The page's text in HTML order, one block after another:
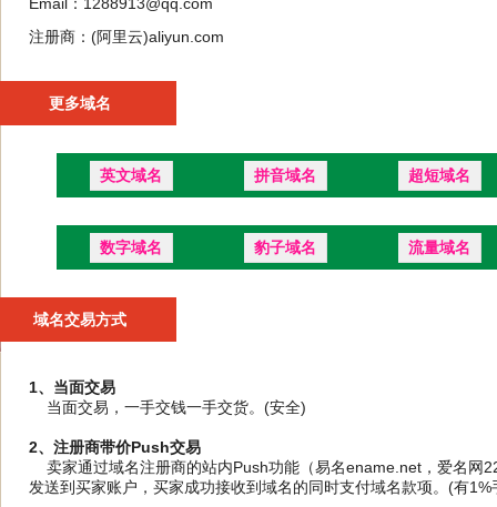
注册商：(阿里云)aliyun.com
更多域名
英文域名 拼音域名 超短域名
数字域名 豹子域名 流量域名
域名交易方式
1、当面交易
当面交易，一手交钱一手交货。(安全)
2、注册商带价Push交易
卖家通过域名注册商的站内Push功能（易名ename.net，爱名网
发送到买家账户，买家成功接收到域名的同时支付域名款项。(有